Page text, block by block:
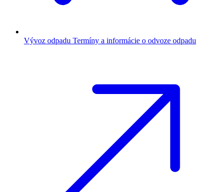
Vývoz odpadu Termíny a informácie o odvoze odpadu